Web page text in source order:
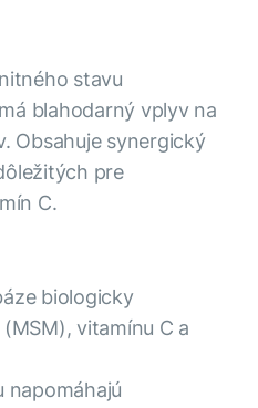
stavu
blahodarný vplyv na
Obsahuje synergický
pre
C.
biologicky
vitamínu C a
napomáhajú